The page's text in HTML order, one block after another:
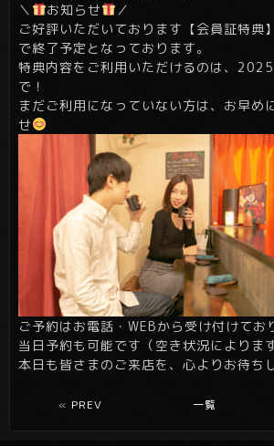
＼
お知らせ
／
ご好評いただいております【会員証特典
で終了予定となっております。
特典内容をご利用いただけるのは、
で！
まだご利用になっていない方は、お早め
せ
ご予約はお電話・WEBから受け付けてお
当日予約も可能です（空き状況によりま
本日も皆さまのご来店を、心よりお待ち
« PREV 一覧